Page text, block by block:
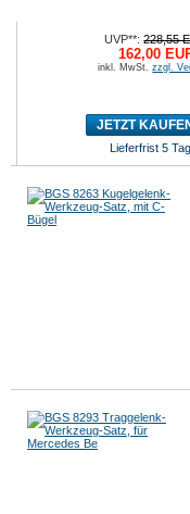
UVP**:228,55
162,00
inkl. MwSt.zzgl.
JETZT
Lieferfrist 5